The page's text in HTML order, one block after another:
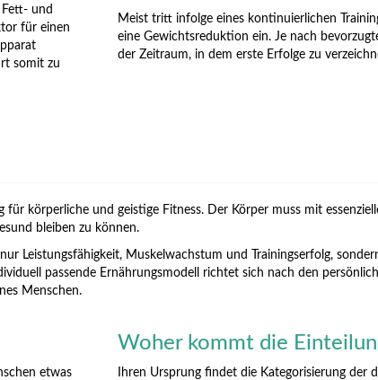
und
für einen
somit zu
Meist tritt infolge eines kontinuierlichen
eine Gewichtsreduktion ein. Je nach
der Zeitraum, in dem erste Erfolge zu
für körperliche und geistige Fitness. Der Körper muss mit
bleiben zu können.
Leistungsfähigkeit, Muskelwachstum und Trainingserfolg,
passende Ernährungsmodell richtet sich nach den
Menschen.
etwas
Woher kommt die
Ihren Ursprung findet die Kategorisierung der